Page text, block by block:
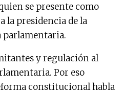
se presente como
la presidencia de la
parlamentaria.
y regulación al
Por eso
constitucional habla